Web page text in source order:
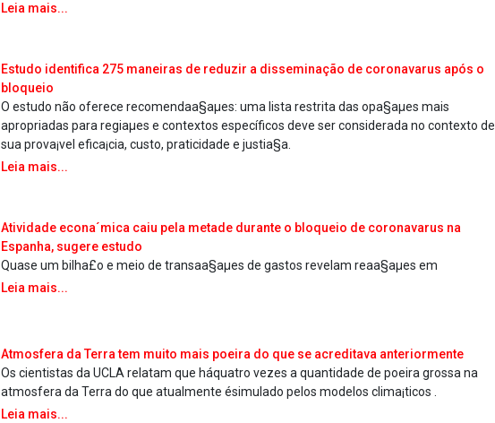
Leia mais...
Estudo identifica 275 maneiras de reduzir a disseminação de coronava­rus após o
bloqueio
O estudo não oferece recomendaa§aµes: uma lista restrita das opa§aµes mais
apropriadas para regiaµes e contextos específicos deve ser considerada no contexto de
sua prova¡vel efica¡cia, custo, praticidade e justia§a.
Leia mais...
Atividade econa´mica caiu pela metade durante o bloqueio de coronava­rus na
Espanha, sugere estudo
Quase um bilha£o e meio de transaa§aµes de gastos revelam reaa§aµes em
Leia mais...
Atmosfera da Terra tem muito mais poeira do que se acreditava anteriormente
Os cientistas da UCLA relatam que háquatro vezes a quantidade de poeira grossa na
atmosfera da Terra do que atualmente ésimulado pelos modelos clima¡ticos .
Leia mais...